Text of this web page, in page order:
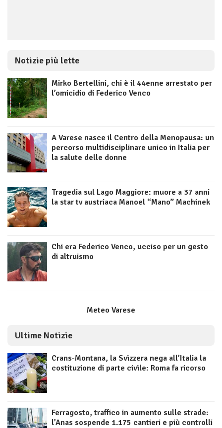
Notizie più lette
Mirko Bertellini, chi è il 44enne arrestato per
l’omicidio di Federico Venco
A Varese nasce il Centro della Menopausa: un
percorso multidisciplinare unico in Italia per
la salute delle donne
Tragedia sul Lago Maggiore: muore a 37 anni
la star tv austriaca Manoel “Mano” Machinek
Chi era Federico Venco, ucciso per un gesto
di altruismo
Meteo Varese
Ultime Notizie
Crans-Montana, la Svizzera nega all’Italia la
costituzione di parte civile: Roma fa ricorso
Ferragosto, traffico in aumento sulle strade:
l’Anas sospende 1.175 cantieri e più controlli